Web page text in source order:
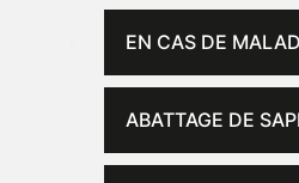
EN CAS DE
ABATTAGE DE